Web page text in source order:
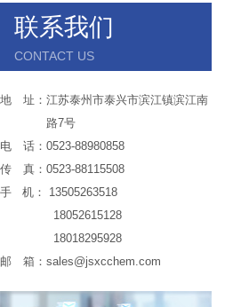
联系我们
CONTACT US
地 址：江苏泰州市泰兴市滨江镇滨江南
路7号
电 话：0523-88980858
传 真：0523-88115508
手 机： 13505263518
18052615128
18018295928
邮 箱： sales@jsxcchem.com